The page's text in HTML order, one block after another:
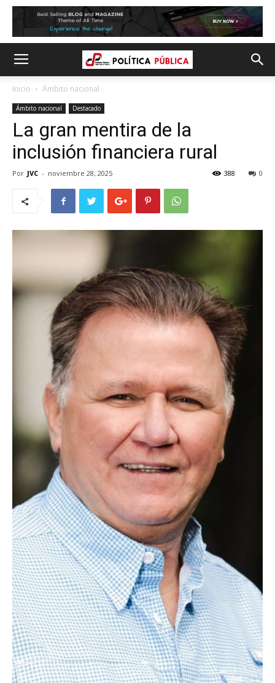
Inicio Ámbito nacional
Ámbito nacional Destacado
La gran mentira de la
inclusión financiera rural
Por JVC - noviembre 28, 2025 0
388